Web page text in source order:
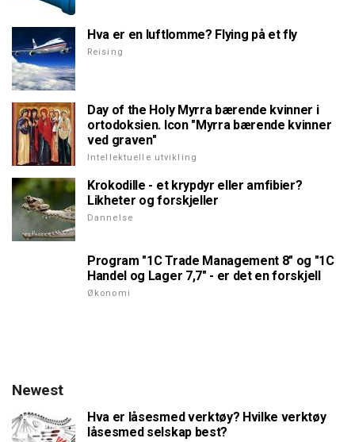
Hva er en luftlomme? Flying på et fly
Reising
Day of the Holy Myrra bærende kvinner i
ortodoksien. Icon "Myrra bærende kvinner
ved graven"
Intellektuelle utvikling
Krokodille - et krypdyr eller amfibier?
Likheter og forskjeller
Dannelse
Program "1C Trade Management 8" og "1C
Handel og Lager 7,7" - er det en forskjell
Økonomi
Newest
Hva er låsesmed verktøy? Hvilke verktøy
låsesmed selskap best?